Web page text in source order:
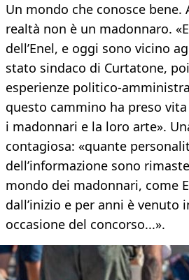
Un mondo che conosce bene.
realtà non è un madonnaro.
dell’Enel, e oggi sono vicino
stato sindaco di Curtatone,
esperienze politico-
questo cammino ha preso
i madonnari e la loro arte».
contagiosa: «quante
dell’informazione sono
mondo dei madonnari, come
dall’inizio e per anni è venuto
occasione del concorso...».